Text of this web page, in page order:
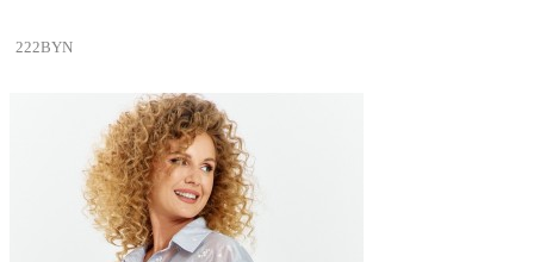
222BYN